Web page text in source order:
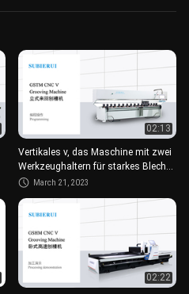
02:13
Vertikales v, das Maschine mit zwei
Werkzeughaltern für starkes Blech
fugtMarch 21, 2023
02:22